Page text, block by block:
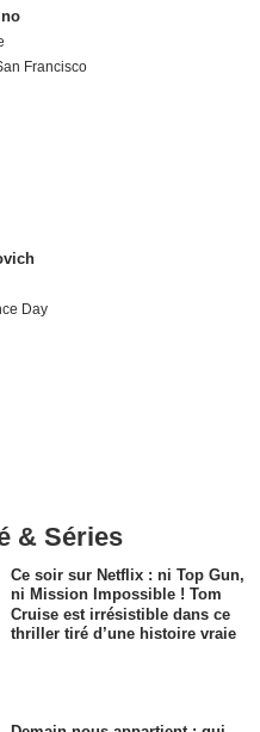
Francisco
Day
& Séries
Ce soir sur Netflix : ni Top Gun,
ni Mission Impossible ! Tom
Cruise est irrésistible dans ce
thriller tiré d’une histoire vraie